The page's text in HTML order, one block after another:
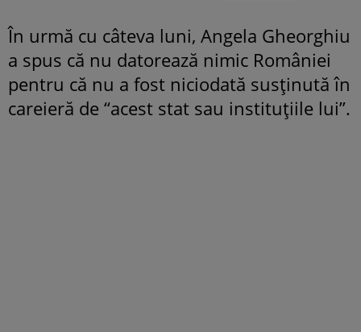
În urmă cu câteva luni, Angela Gheorghiu
a spus că nu datorează nimic României
pentru că nu a fost niciodată susținută în
careieră de “acest stat sau instituțiile lui”.